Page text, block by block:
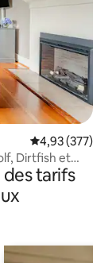
Évaluation
4,93 (377)
Dirtfish et
tarifs